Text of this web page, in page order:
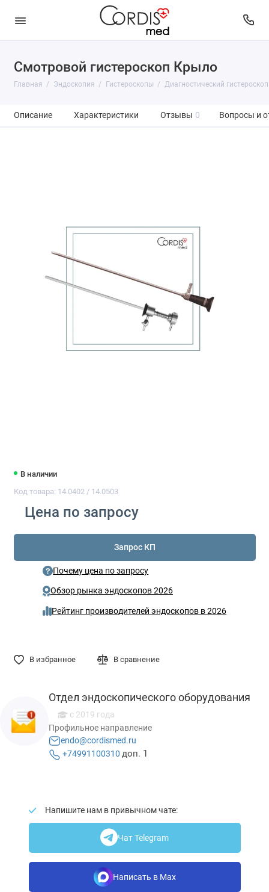
Смотровой гистероскоп Крыло
Главная Эндоскопия Гистероскопы Диагностический
Описание Характеристики Отзывы 0 Вопросы и
В наличии
Код товара: 14.0402 / 14.0503
Цена по запросу
Запрос КП
Почему цена по запросу
Обзор рынка эндоскопов 2026
Рейтинг производителей эндоскопов в 2026
В избранное В сравнение
Отдел эндоскопического оборудования
с 2019 года
Профильное направление
endo@cordismed.ru
+74991100310 доп. 1
Напишите нам в привычном чате:
Чат Telegram
Написать в Max